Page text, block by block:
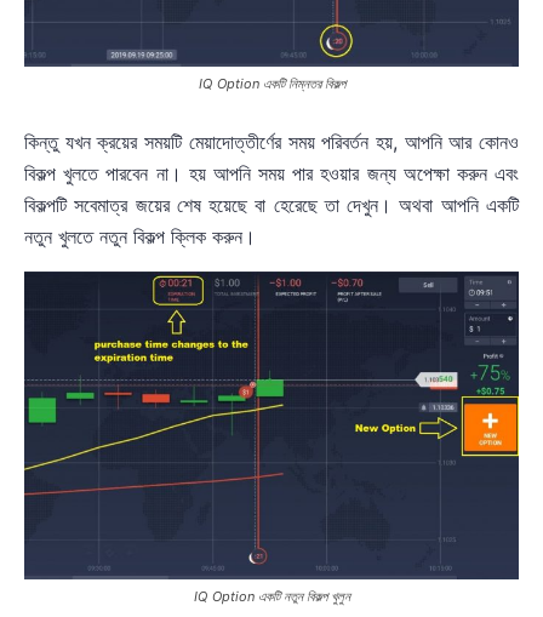
IQ Option একটি নিম্নতর বিকল্প
কিন্তু যখন ক্রয়ের সময়টি মেয়াদোত্তীর্ণের সময় পরিবর্তন হয়, আপনি আর কোনও
বিকল্প খুলতে পারবেন না। হয় আপনি সময় পার হওয়ার জন্য অপেক্ষা করুন এবং
বিকল্পটি সবেমাত্র জয়ের শেষ হয়েছে বা হেরেছে তা দেখুন। অথবা আপনি একটি
নতুন খুলতে নতুন বিকল্প ক্লিক করুন।
IQ Option একটি নতুন বিকল্প খুলুন